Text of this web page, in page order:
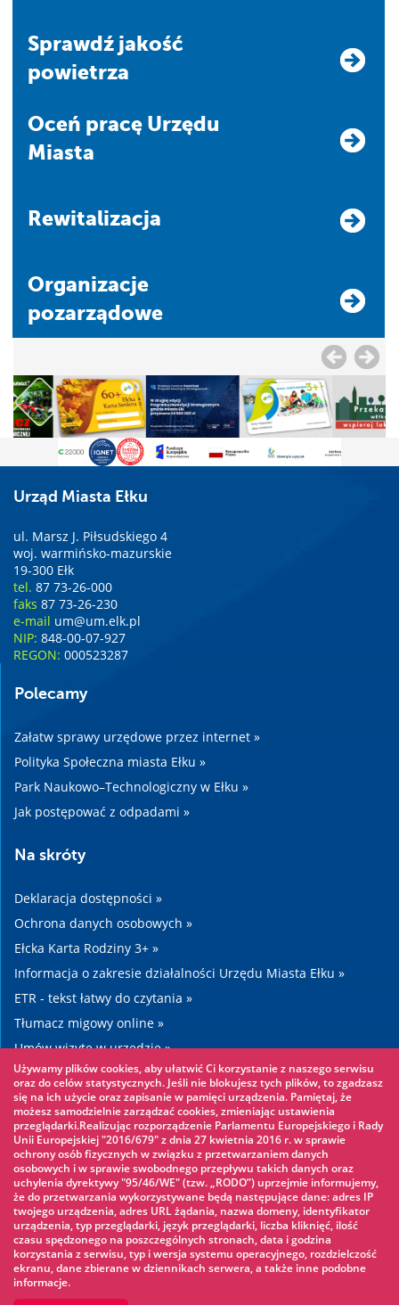
Sprawdź jakość
powietrza
Oceń pracę Urzędu
Miasta
Rewitalizacja
Organizacje
pozarządowe
Urząd Miasta Ełku
ul. Marsz J. Piłsudskiego 4
woj. warmińsko-mazurskie
19-300 Ełk
tel. 87 73-26-000
faks 87 73-26-230
e-mail um@um.elk.pl
NIP: 848-00-07-927
REGON: 000523287
Polecamy
Załatw sprawy urzędowe przez internet »
Polityka Społeczna miasta Ełku »
Park Naukowo–Technologiczny w Ełku »
Jak postępować z odpadami »
Na skróty
Deklaracja dostępności »
Ochrona danych osobowych »
Ełcka Karta Rodziny 3+ »
Informacja o zakresie działalności Urzędu Miasta Ełku »
ETR - tekst łatwy do czytania »
Tłumacz migowy online »
Umów wizytę w urzędzie »
Drogi »
Warto zobaczyć
Park linowy »
Park Wodny »
Lodowisko »
KINOECK »
Muzeum »
Używamy plików cookies, aby ułatwić Ci korzystanie z naszego serwisu
oraz do celów statystycznych. Jeśli nie blokujesz tych plików, to zgadzasz
się na ich użycie oraz zapisanie w pamięci urządzenia. Pamiętaj, że
możesz samodzielnie zarządzać cookies, zmieniając ustawienia
przeglądarki.Realizując rozporządzenie Parlamentu Europejskiego i Rady
Unii Europejskiej "2016/679" z dnia 27 kwietnia 2016 r. w sprawie
ochrony osób fizycznych w związku z przetwarzaniem danych
osobowych i w sprawie swobodnego przepływu takich danych oraz
uchylenia dyrektywy "95/46/WE" (tzw. „RODO”) uprzejmie informujemy,
że do przetwarzania wykorzystywane będą następujące dane: adres IP
twojego urządzenia, adres URL żądania, nazwa domeny, identyfikator
urządzenia, typ przeglądarki, język przeglądarki, liczba kliknięć, ilość
czasu spędzonego na poszczególnych stronach, data i godzina
korzystania z serwisu, typ i wersja systemu operacyjnego, rozdzielczość
ekranu, dane zbierane w dziennikach serwera, a także inne podobne
informacje.